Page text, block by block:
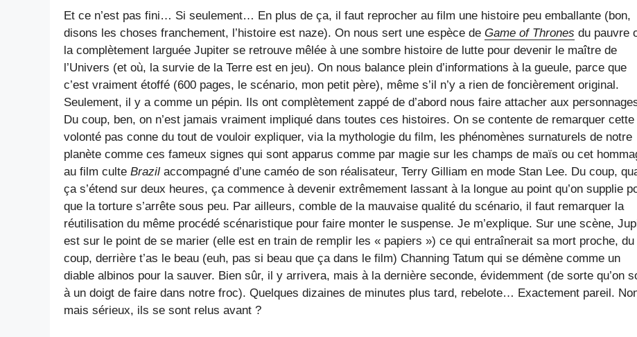
Et ce n’est pas fini… Si seulement… En plus de ça, il faut reprocher au film une histoire peu emballante (bon,
disons les choses franchement, l’histoire est naze). On nous sert une espèce de Game of Thrones du pauvre
la complètement larguée Jupiter se retrouve mêlée à une sombre histoire de lutte pour devenir le maître de
l’Univers (et où, la survie de la Terre est en jeu). On nous balance plein d’informations à la gueule, parce que
c’est vraiment étoffé (600 pages, le scénario, mon petit père), même s’il n’y a rien de foncièrement original.
Seulement, il y a comme un pépin. Ils ont complètement zappé de d’abord nous faire attacher aux
Du coup, ben, on n’est jamais vraiment impliqué dans toutes ces histoires. On se contente de remarquer cette
volonté pas conne du tout de vouloir expliquer, via la mythologie du film, les phénomènes surnaturels de notre
planète comme ces fameux signes qui sont apparus comme par magie sur les champs de maïs ou cet
au film culte Brazil accompagné d’une caméo de son réalisateur, Terry Gilliam en mode Stan Lee. Du coup,
ça s’étend sur deux heures, ça commence à devenir extrêmement lassant à la longue au point qu’on supplie
que la torture s’arrête sous peu. Par ailleurs, comble de la mauvaise qualité du scénario, il faut remarquer la
réutilisation du même procédé scénaristique pour faire monter le suspense. Je m’explique. Sur une scène,
est sur le point de se marier (elle est en train de remplir les « papiers ») ce qui entraînerait sa mort proche, du
coup, derrière t’as le beau (euh, pas si beau que ça dans le film) Channing Tatum qui se démène comme un
diable albinos pour la sauver. Bien sûr, il y arrivera, mais à la dernière seconde, évidemment (de sorte qu’on
à un doigt de faire dans notre froc). Quelques dizaines de minutes plus tard, rebelote… Exactement pareil.
mais sérieux, ils se sont relus avant ?